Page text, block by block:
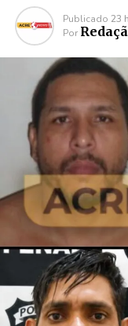
Publicado 23
Por